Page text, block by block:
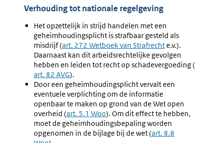
Verhouding tot nationale regelgeving
Het opzettelijk in strijd handelen met een
geheimhoudingsplicht is strafbaar gesteld als
misdrijf (Externe
link:
art. 272 Wetboek van Strafrechte.v.).
Daarnaast kan dit arbeidsrechtelijke gevolgen
hebben en leiden tot recht op schadevergoeding (
art. 82 AVG).
Door een geheimhoudingsplicht vervalt een
eventuele verplichting om de informatie
openbaar te maken op grond van de Wet open
overheid (Externe
link:
art. 5.1 Woo). Om dit effect te hebben,
moet de geheimhoudingsbepaling worden
opgenomen in de bijlage bij de wet (Externe
art. 8.8